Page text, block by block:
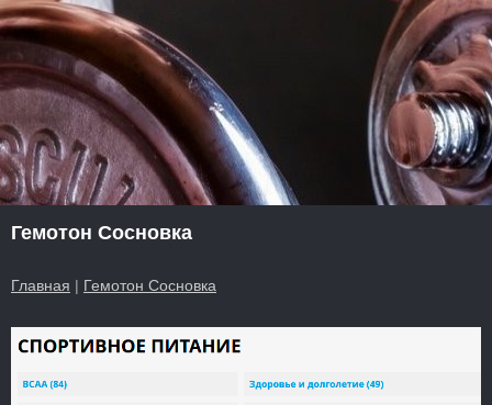
Гемотон Сосновка
Главная | Гемотон Сосновка